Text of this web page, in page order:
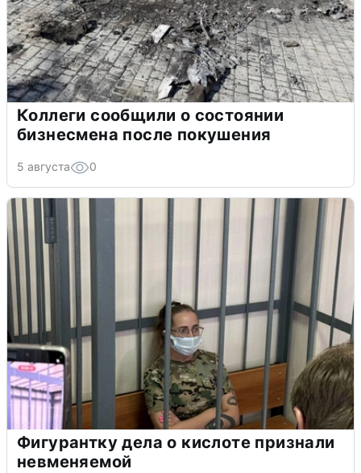
Коллеги сообщили о состоянии
бизнесмена после покушения
5 августа 0
Фигурантку дела о кислоте признали
невменяемой